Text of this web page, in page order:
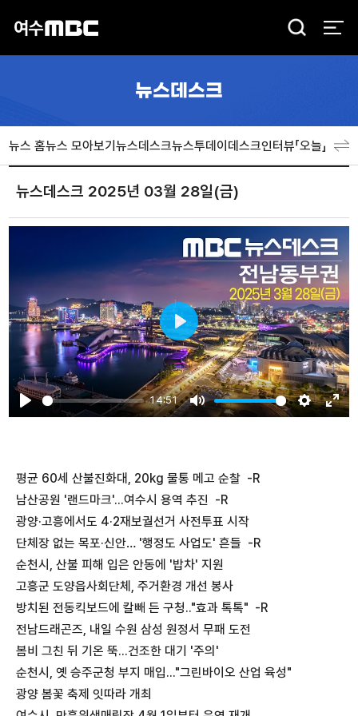
검
뉴스데스크
뉴스 홈뉴스 모아보기뉴스데스크뉴스투데이데스크인터뷰「오늘」 분야
뉴스데스크 2025년 03월 28일(금)
Play
14:51
Mute Settings
Play
평균 60세 산불진화대, 20kg 물통 메고 순찰 -R
남산공원 '랜드마크'...여수시 용역 추진 -R
광양·고흥에서도 4·2재보궐선거 사전투표 시작
단체장 없는 목포·신안… '행정도 사업도' 흔들 -R
순천시, 산불 피해 입은 안동에 '밥차' 지원
고흥군 도양읍사회단체, 주거환경 개선 봉사
방치된 전동킥보드에 칼빼 든 구청.."효과 톡톡" -R
전남드래곤즈, 내일 수원 삼성 원정서 무패 도전
봄비 그친 뒤 기온 뚝...건조한 대기 '주의'
순천시, 옛 승주군청 부지 매입..."그린바이오 산업 육성"
광양 봄꽃 축제 잇따라 개최